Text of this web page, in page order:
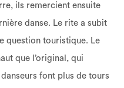
ils remercient ensuite
danse. Le rite a subit
question touristique. Le
que l’original, qui
font plus de tours